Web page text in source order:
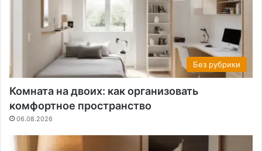
Без рубрики
Комната на двоих: как организовать
комфортное пространство
06.08.2026